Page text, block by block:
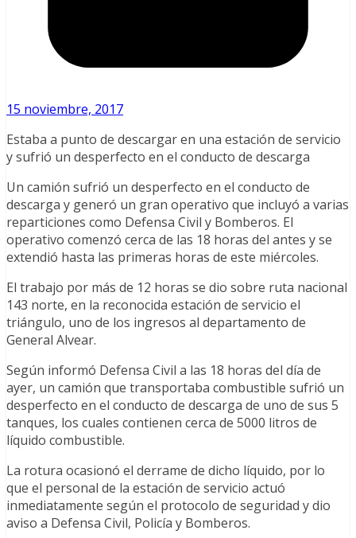
15 noviembre, 2017
Estaba a punto de descargar en una estación de servicio
y sufrió un desperfecto en el conducto de descarga
Un camión sufrió un desperfecto en el conducto de
descarga y generó un gran operativo que incluyó a varias
reparticiones como Defensa Civil y Bomberos. El
operativo comenzó cerca de las 18 horas del antes y se
extendió hasta las primeras horas de este miércoles.
El trabajo por más de 12 horas se dio sobre ruta nacional
143 norte, en la reconocida estación de servicio el
triángulo, uno de los ingresos al departamento de
General Alvear.
Según informó Defensa Civil a las 18 horas del día de
ayer, un camión que transportaba combustible sufrió un
desperfecto en el conducto de descarga de uno de sus 5
tanques, los cuales contienen cerca de 5000 litros de
líquido combustible.
La rotura ocasionó el derrame de dicho líquido, por lo
que el personal de la estación de servicio actuó
inmediatamente según el protocolo de seguridad y dio
aviso a Defensa Civil, Policía y Bomberos.